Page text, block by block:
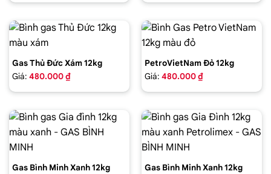
Gas Thủ Đức Xám 12kg
Giá: 480.000 ₫
PetroVietNam Đỏ 12kg
Giá: 480.000 ₫
Gas Bình Minh Xanh 12kg
Gas Bình Minh Xanh 12kg